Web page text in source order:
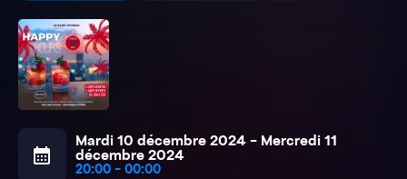
calendar_month
Mardi 10 décembre 2024 - Mercredi 11
décembre 2024
20:00 - 00:00